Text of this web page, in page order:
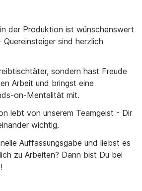
der Produktion ist wünschenswert
sind herzlich
sondern hast Freude
Arbeit und bringst eine
on-Mentalität mit.
lebt von unserem Teamgeist - Dir
wichtig.
Auffassungsgabe und liebst es
zu Arbeiten? Dann bist Du bei